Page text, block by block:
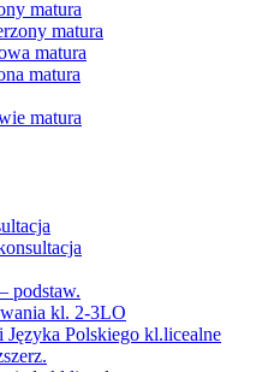
matura
matura
matura
matura
matura
podstaw.
kl. 2-3LO
Polskiego kl.licealne